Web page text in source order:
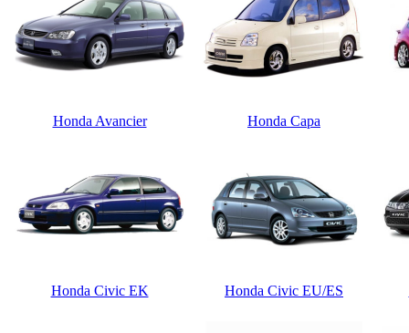
Honda Avancier Honda Capa
Honda Civic EK Honda Civic EU/ES